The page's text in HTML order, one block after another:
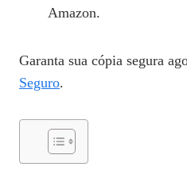
Amazon.
Garanta sua cópia segura
Seguro.